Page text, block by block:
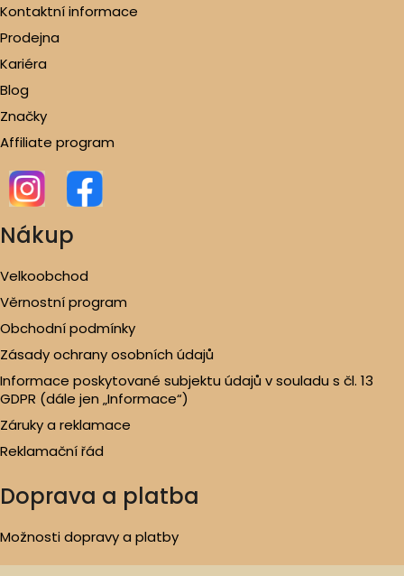
Kontaktní informace
Prodejna
Kariéra
Blog
Značky
Affiliate program
Nákup
Velkoobchod
Věrnostní program
Obchodní podmínky
Zásady ochrany osobních údajů
Informace poskytované subjektu údajů v souladu s čl. 13
GDPR (dále jen „Informace“)
Záruky a reklamace
Reklamační řád
Doprava a platba
Možnosti dopravy a platby